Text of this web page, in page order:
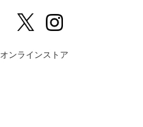
オンラインストア